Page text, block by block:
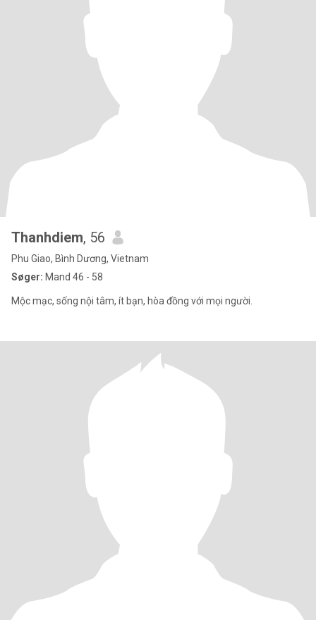
Thanhdiem, 56
Phu Giao, Bình Dương, Vietnam
Søger: Mand 46 - 58
Mộc mạc, sống nội tâm, ít bạn, hòa đồng với mọi người.